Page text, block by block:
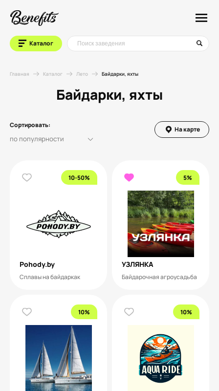
Каталог
Главная Каталог Лето Байдарки, яхты
Байдарки, яхты
Сортировать:
На карте
10-50%
Pohody.by
Сплавы на байдаркак
5%
УЗЛЯНКА
Байдарочная агроусадьба
10% 10%